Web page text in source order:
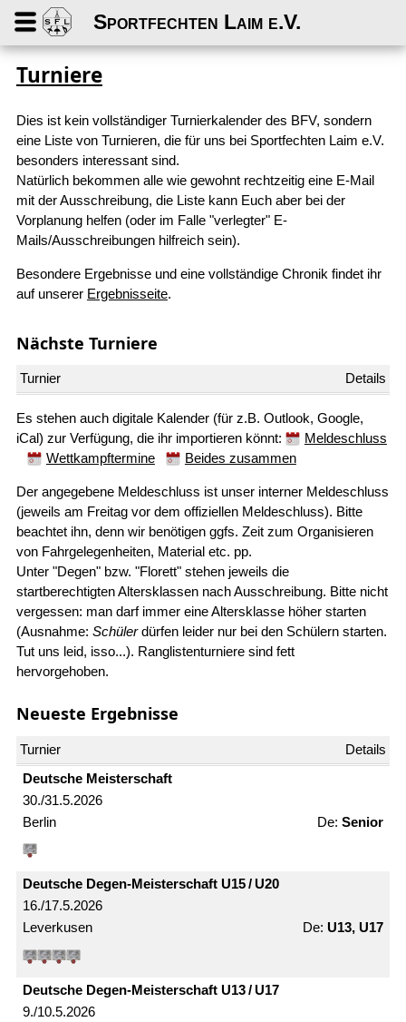
Sportfechten Laim e.V.
Turniere
Dies ist kein vollständiger Turnierkalender des BFV, sondern
eine Liste von Turnieren, die für uns bei Sportfechten Laim e.V.
besonders interessant sind.
Natürlich bekommen alle wie gewohnt rechtzeitig eine E-Mail
mit der Ausschreibung, die Liste kann Euch aber bei der
Vorplanung helfen (oder im Falle "verlegter" E-
Mails/Ausschreibungen hilfreich sein).
Besondere Ergebnisse und eine vollständige Chronik findet ihr
auf unserer Ergebnisseite.
Nächste Turniere
Es stehen auch digitale Kalender (für z.B. Outlook, Google,
iCal) zur Verfügung, die ihr importieren könnt:
Meldeschluss
Wettkampftermine
Beides zusammen
Der angegebene Meldeschluss ist unser interner Meldeschluss
(jeweils am Freitag vor dem offiziellen Meldeschluss). Bitte
beachtet ihn, denn wir benötigen ggfs. Zeit zum Organisieren
von Fahrgelegenheiten, Material etc. pp.
Unter "Degen" bzw. "Florett" stehen jeweils die
startberechtigten Altersklassen nach Ausschreibung. Bitte nicht
vergessen: man darf immer eine Altersklasse höher starten
(Ausnahme: Schülerdürfen leider nur bei den Schülern starten.
Tut uns leid, isso...). Ranglistenturniere sind fett
hervorgehoben.
Neueste Ergebnisse
30./31.5.2026
Deutsche Meister­schaft
Berlin Senior
16./17.5.2026
Deutsche Degen-Meister­schaft U15 / U20
Leverkusen U13, U17
9./10.5.2026
Deutsche Degen-Meister­schaft U13 / U17